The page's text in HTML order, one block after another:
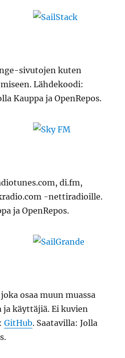
sivutojen kuten
Lähdekoodi:
Kauppa ja OpenRepos.
di.fm,
-nettiradioille.
ja OpenRepos.
osaa muun muassa
ja käyttäjiä. Ei kuvien
GitHub. Saatavilla: Jolla